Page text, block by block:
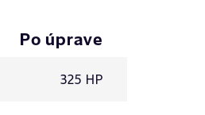
Po úprave
325 HP